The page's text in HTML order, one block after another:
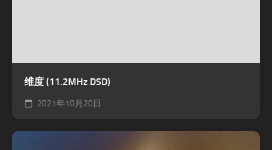
维度 (11.2MHz DSD)
2021年10月20日